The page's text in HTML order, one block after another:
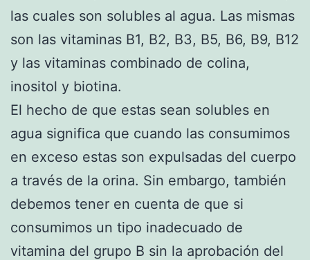
las cuales son solubles al agua. Las mismas
son las vitaminas B1, B2, B3, B5, B6, B9, B12
y las vitaminas combinado de colina,
inositol y biotina.
El hecho de que estas sean solubles en
agua significa que cuando las consumimos
en exceso estas son expulsadas del cuerpo
a través de la orina. Sin embargo, también
debemos tener en cuenta de que si
consumimos un tipo inadecuado de
vitamina del grupo B sin la aprobación del